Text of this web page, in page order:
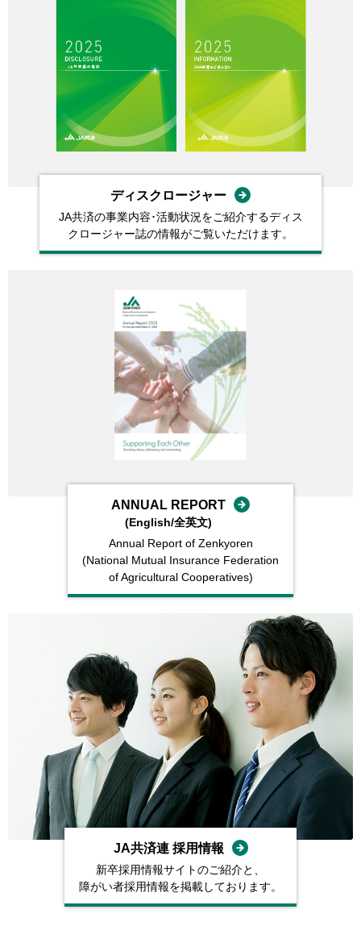
ディスクロージャー
JA共済の事業内容･活動状況をご紹介するディス
クロージャー誌の情報がご覧いただけます。
ANNUAL REPORT
(English/全英⽂)
Annual Report ofZenkyoren
(National Mutual Insurance Federation
of AgriculturalCooperatives)
JA共済連 採⽤情報
新卒採⽤情報サイトのご紹介と、
障がい者採⽤情報を掲載しております。